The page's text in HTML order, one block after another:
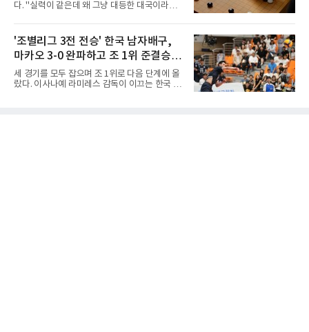
라 16강 진출에 청신호를 켰다.이날 승리는 남다
3-2로 꺾고 정상에 올랐는데, 세계선수권에서
이뤄진 '리턴 매치'에서도 승리하
다. "실력이 같은데 왜 그냥 대등한 대국이라고
‘바둑에서 왜 ‘대국(對局)’이라 말할까‘ 참조)'호
선(互先)'은 한자로 '서로 호(互)', '먼저 선(先)'을
쓴다. 직역하면 '서로 먼저 둔다'는 뜻이다. 여기
서 '서로 먼저 둔다'는 표현은 한 판에서 두 사람
이 동시에 선수를 잡는다는 의미가 아니다. 중국
과 일본의 고대 바둑에서 실력이 같은 사람끼리
는 여러 판을 둘 때 흑(선수)을 번갈아 맡았다는
'조별리그 3전 전승' 한국 남자배구,
마카오 3-0 완파하고 조 1위 준결승
진출
세 경기를 모두 잡으며 조 1위로 다음 단계에 올
랐다. 이사나예 라미레스 감독이 이끄는 한국 남